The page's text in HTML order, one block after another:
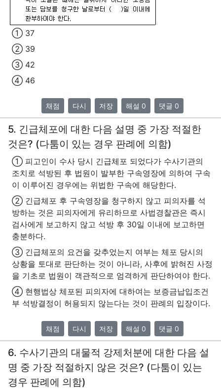
① 37
② 39
③ 42
④ 46
채점 다시 저장 해설 0 댓글 0
5. 긴급체포에 대한 다음 설명 중 가장 적절한
것은? (다툼이 있는 경우 판례에 의함)
① 피고인이 수사 당시 긴급체포 되었다가 수사기관의
조치로 석방된 후 법원이 발부한 구속영장에 의하여 구속
이 이루어진 경우에는 위법한 구속에 해당한다.
② 긴급체포 후 구속영장을 청구하지 않고 피의자를 석
방하는 것은 피의자에게 유리하므로 사법경찰관은 즉시
검사에게 보고하지 않고 석방 후 30일 이내에 보고하면
충분하다.
③ 긴급체포의 요건을 갖추었는지 여부는 체포 당시의
상황을 토대로 판단하는 것이 아니라, 사후에 밝혀진 사정
을 기초로 법원이 객관적으로 엄격하게 판단하여야 한다.
④ 현행법상 체포된 피의자에 대하여는 보증금납입조건
부 석방결정이 허용되지 않는다는 것이 판례의 입장이다.
채점 다시 저장 해설 0 댓글 0
6. 수사기관의 대물적 강제처분에 대한 다음 설
명 중 가장 적절하지 않은 것은? (다툼이 있는
경우 판례에 의함)